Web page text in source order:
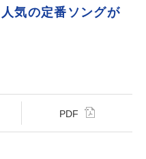
気の定番ソングが
PDF